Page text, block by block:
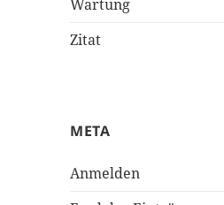
Wartung
Zitat
META
Anmelden